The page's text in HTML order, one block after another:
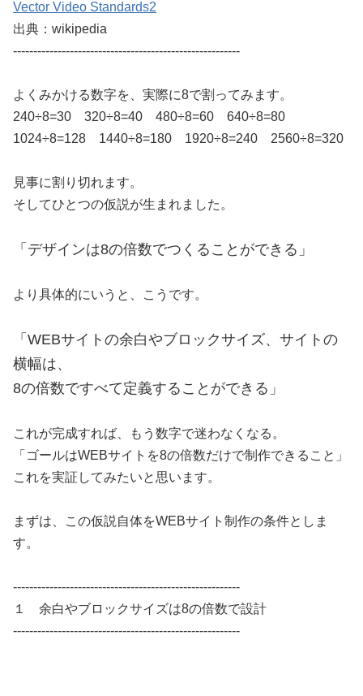
Vector Video Standards2
出典：wikipedia
--------------------------------------------------------
よくみかける数字を、実際に8で割ってみます。
240÷8=30 320÷8=40 480÷8=60 640÷8=80
1024÷8=128 1440÷8=180 1920÷8=240 2560÷8=320
見事に割り切れます。
そしてひとつの仮説が生まれました。
「デザインは8の倍数でつくることができる」
より具体的にいうと、こうです。
「WEBサイトの余白やブロックサイズ、サイトの
横幅は、
8の倍数ですべて定義することができる」
これが完成すれば、もう数字で迷わなくなる。
「ゴールはWEBサイトを8の倍数だけで制作できること」
これを実証してみたいと思います。
まずは、この仮説自体をWEBサイト制作の条件としま
す。
--------------------------------------------------------
１ 余白やブロックサイズは8の倍数で設計
--------------------------------------------------------